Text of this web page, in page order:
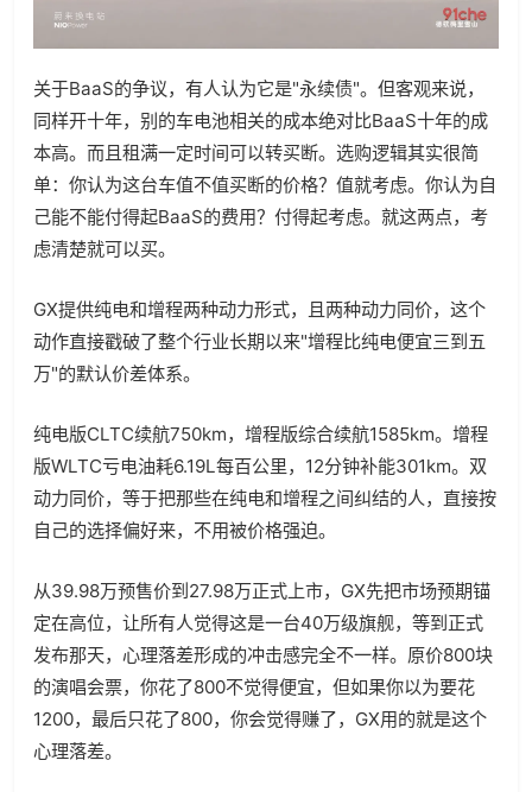
关于BaaS的争议，有人认为它是"永续债"。但客观来说，
同样开十年，别的车电池相关的成本绝对比BaaS十年的成
本高。而且租满一定时间可以转买断。选购逻辑其实很简
单：你认为这台车值不值买断的价格？值就考虑。你认为自
己能不能付得起BaaS的费用？付得起考虑。就这两点，考
虑清楚就可以买。
GX提供纯电和增程两种动力形式，且两种动力同价，这个
动作直接戳破了整个行业长期以来"增程比纯电便宜三到五
万"的默认价差体系。
纯电版CLTC续航750km，增程版综合续航1585km。增程
版WLTC亏电油耗6.19L每百公里，12分钟补能301km。双
动力同价，等于把那些在纯电和增程之间纠结的人，直接按
自己的选择偏好来，不用被价格强迫。
从39.98万预售价到27.98万正式上市，GX先把市场预期锚
定在高位，让所有人觉得这是一台40万级旗舰，等到正式
发布那天，心理落差形成的冲击感完全不一样。原价800块
的演唱会票，你花了800不觉得便宜，但如果你以为要花
1200，最后只花了800，你会觉得赚了，GX用的就是这个
心理落差。